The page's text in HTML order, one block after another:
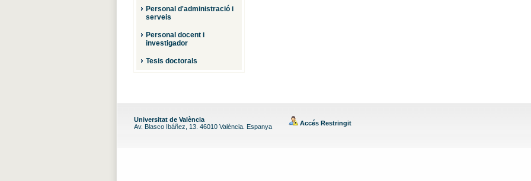
Personal d'administració i
serveis
Personal docent i
investigador
Tesis doctorals
Universitat de València
Av. Blasco Ibáñez, 13. 46010 València. Espanya
Accés Restringit